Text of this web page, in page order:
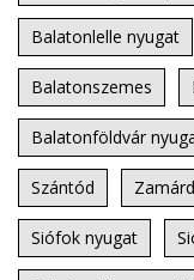
Balatonlelle nyugat
Balatonszemes
Balatonföldvár
Szántód
Siófok nyugat